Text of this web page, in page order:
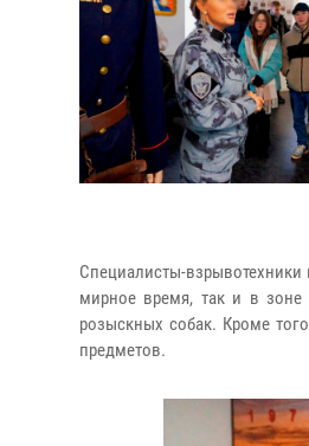
Специалисты-
мирное время, так и в зоне
розыскных собак. Кроме
предметов.